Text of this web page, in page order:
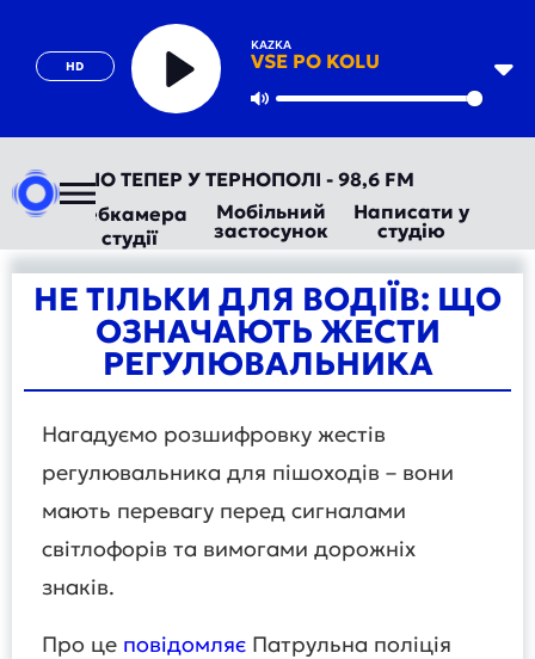
HD
KAZKA
VSE PO KOLU
Play
ТЕПЕР У ТЕРНОПОЛІ - 98,6 FM
Вебкамера
студії
Мобільний
застосунок
Написати у
студію
НЕ ТІЛЬКИ ДЛЯ ВОДІЇВ: ЩО
ОЗНАЧАЮТЬ ЖЕСТИ
РЕГУЛЮВАЛЬНИКА
Нагадуємо розшифровку жестів
регулювальника для пішоходів – вони
мають перевагу перед сигналами
світлофорів та вимогами дорожніх
знаків.
Про це повідомляє Патрульна поліція